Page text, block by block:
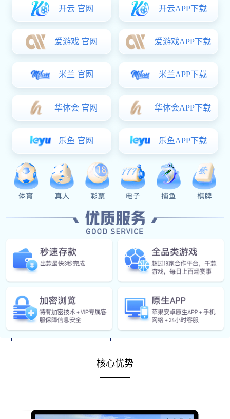
当前位置：亿万28
亿万28:装备保障仿真系统 WILSIMU
产品概述
WILSIMU
装备保障仿真系统（WILSIMU）以装备作战任务为牵引，通
过对装备使用和保障环节进行仿真建模、计算、推演、分
析，设计装备保障方案，评估装备保障效能，测算保障资源
需求，为装备保障方案优化提供依据。
应用领域
备的论证、评估验证
和运用研究。
核心优势